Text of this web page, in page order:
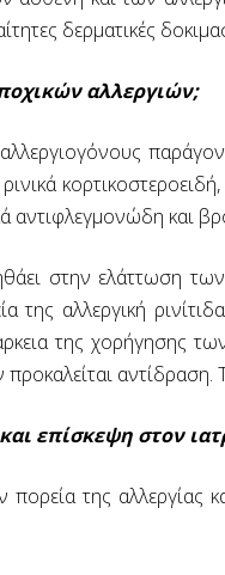
δερματικές
αλλεργιών;
και
στην ελάττωση
της αλλεργική
της χορήγησης
επίσκεψη στον
της